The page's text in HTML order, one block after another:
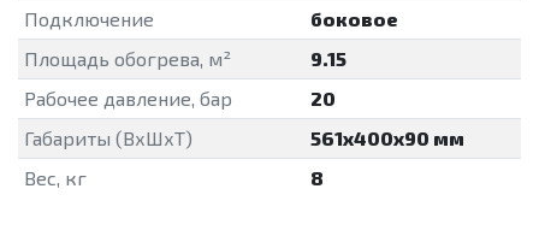
Подключение
боковое
Площадь обогрева, м²
9.15
Рабочее давление, бар
20
Габариты (ВхШхТ)
561х400х90 мм
Вес, кг
8